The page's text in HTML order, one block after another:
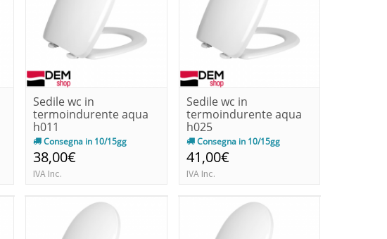
Sedile wc in
termoindurente aqua
h011
Consegna in 10/15gg
38,00€
IVA Inc.
Sedile wc in
termoindurente aqua
h025
Consegna in 10/15gg
41,00€
IVA Inc.